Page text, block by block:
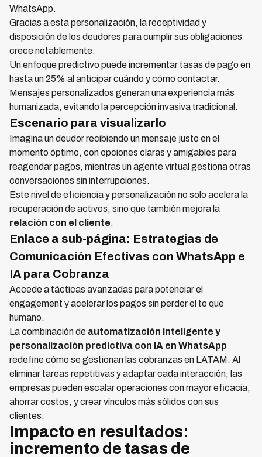
WhatsApp.
Gracias a esta personalización, la receptividad y
disposición de los deudores para cumplir sus obligaciones
crece notablemente.
Un enfoque predictivo puede incrementar tasas de pago en
hasta un 25% al anticipar cuándo y cómo contactar.
Mensajes personalizados generan una experiencia más
humanizada, evitando la percepción invasiva tradicional.
Escenario para visualizarlo
Imagina un deudor recibiendo un mensaje justo en el
momento óptimo, con opciones claras y amigables para
reagendar pagos, mientras un agente virtual gestiona otras
conversaciones sin interrupciones.
Este nivel de eficiencia y personalización no solo acelera la
recuperación de activos, sino que también mejora la
relación con el cliente.
Enlace a sub-página: Estrategias de
Comunicación Efectivas con WhatsApp e
IA para Cobranza
Accede a tácticas avanzadas para potenciar el
engagement y acelerar los pagos sin perder el to que
humano.
La combinación de automatización inteligente y
personalización predictiva con IA en WhatsApp
redefine cómo se gestionan las cobranzas en LATAM. Al
eliminar tareas repetitivas y adaptar cada interacción, las
empresas pueden escalar operaciones con mayor eficacia,
ahorrar costos, y crear vínculos más sólidos con sus
clientes.
Impacto en resultados:
incremento de tasas de